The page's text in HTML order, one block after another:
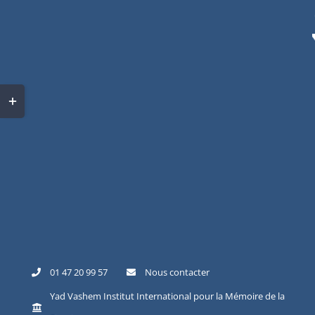
01 47 20 99 57
Nous contacter
Yad Vashem Institut International pour la Mémoire de la
Toggle
Sliding